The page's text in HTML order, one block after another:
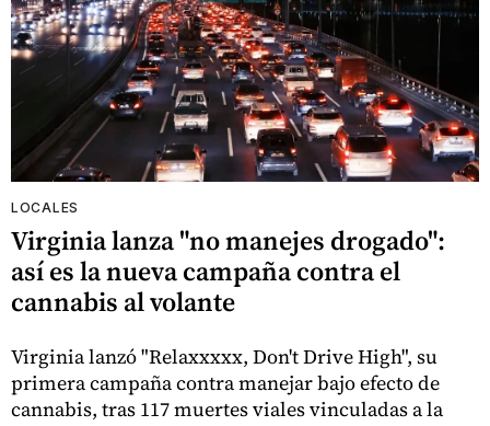
LOCALES
Virginia lanza "no manejes drogado":
así es la nueva campaña contra el
cannabis al volante
Virginia lanzó "Relaxxxxx, Don't Drive High", su
primera campaña contra manejar bajo efecto de
cannabis, tras 117 muertes viales vinculadas a la